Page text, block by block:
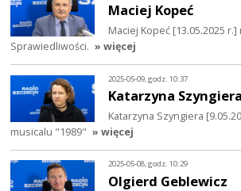
Maciej Kopeć
Maciej Kopeć [13.05.2025
Sprawiedliwości. » więcej
2025-05-09, godz. 10:37
Katarzyna Szyngiera
Katarzyna Szyngiera
musicalu "1989" » więcej
2025-05-08, godz. 10:29
Olgierd Geblewicz